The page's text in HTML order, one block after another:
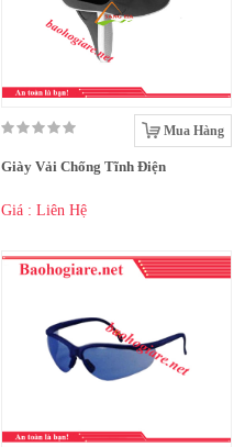
Mua Hàng
Giày Vải Chống Tĩnh Điện
Giá : Liên Hệ